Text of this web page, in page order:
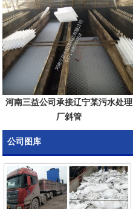
河南三益公司承接辽宁某污水处理
厂斜管
公司图库